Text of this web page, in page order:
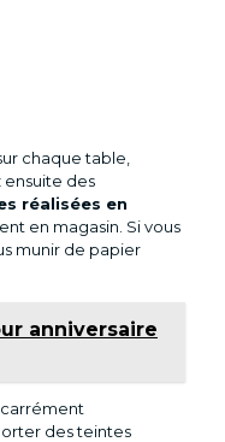
chaque table,
ensuite des
réalisées en
en magasin. Si vous
munir de papier
anniversaire
des teintes